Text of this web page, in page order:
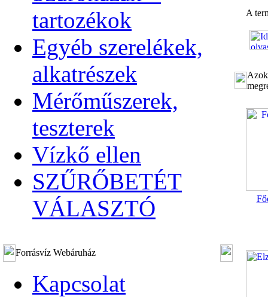
tartozékok
Egyéb szerelékek,
alkatrészek
Mérőműszerek,
teszterek
Vízkő ellen
SZŰRŐBETÉT
VÁLASZTÓ
Forrásvíz Webáruház
Kapcsolat
A